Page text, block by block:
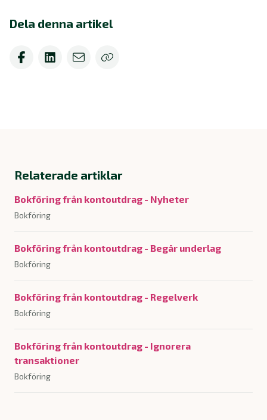
Dela denna artikel
Relaterade artiklar
Bokföring från kontoutdrag - Nyheter
Bokföring
Bokföring från kontoutdrag - Begär underlag
Bokföring
Bokföring från kontoutdrag - Regelverk
Bokföring
Bokföring från kontoutdrag - Ignorera
transaktioner
Bokföring